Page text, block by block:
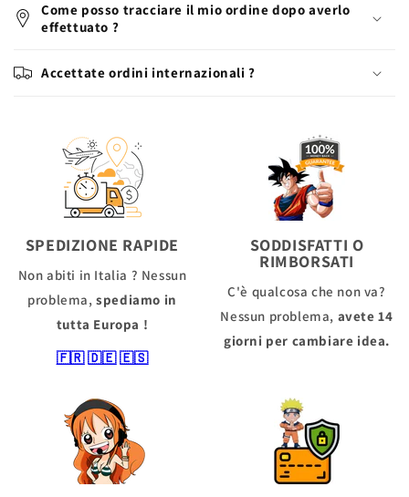
Come posso tracciare il mio ordine dopo averlo
effettuato ?
Accettate ordini internazionali ?
SPEDIZIONE RAPIDE
Non abiti in Italia ? Nessun
problema, spediamo in
tutta Europa !
🇫🇷🇩🇪🇪🇸
SODDISFATTI O
RIMBORSATI
C'è qualcosa che non va?
Nessun problema, avete 14
giorni per cambiare idea.